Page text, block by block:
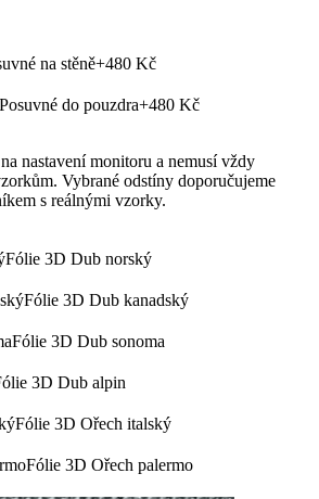
na stěně+480 Kč
Posuvné do pouzdra+480 Kč
nastavení monitoru a nemusí vždy
Vybrané odstíny doporučujeme
s reálnými vzorky.
Fólie 3D Dub norský
Fólie 3D Dub kanadský
Fólie 3D Dub sonoma
3D Dub alpin
Fólie 3D Ořech italský
Fólie 3D Ořech palermo